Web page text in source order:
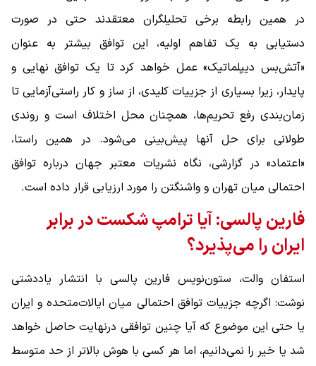
در همین رابطه برخی تحلیلگران معتقدند حتی در صورت
دستیابی به یک تفاهم اولیه، این توافق بیشتر به عنوان
«آتش‌بس دیپلماتیک» عمل خواهد کرد تا یک توافق نهایی و
پایدار، زیرا بسیاری از جزییات کلیدی، از ساز و کار راستی‌آزمایی تا
زمان‌بندی رفع تحریم‌ها، همچنان محل اختلاف است و روندی
طولانی برای حل آنها پیش‌بینی می‌شود. در همین راستا،
«اعتماد» در گزارشی، نگاه نشریات معتبر جهان درباره توافق
احتمالی میان تهران و واشنگتن را مورد ارزیابی قرار داده است.
فارین پالسی: آیا ترامپ شکست در برابر
ایران را می‌پذیرد؟
استفان والت، ستون‌نویس فارین پالسی با انتشار یاددشتی
نوشت: اگرچه جزییات توافق احتمالی میان ایالات‌متحده و ایران
یا حتی این موضوع که آیا چنین توافقی درنهایت حاصل خواهد
شد یا خیر را نمی‌دانیم، اما هر کسی با هوش بالاتر از حد متوسط